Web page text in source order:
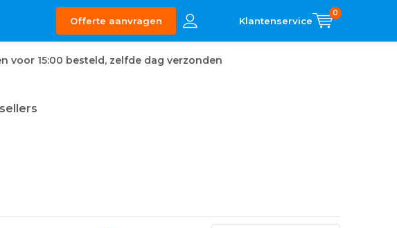
Offerte aanvragen
0
voor 15:00 besteld, zelfde dag verzonden